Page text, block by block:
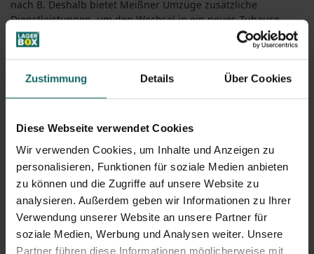
Zustimmung Details Über Cookies
Diese Webseite verwendet Cookies
Wir verwenden Cookies, um Inhalte und Anzeigen zu
personalisieren, Funktionen für soziale Medien anbieten
zu können und die Zugriffe auf unsere Website zu
analysieren. Außerdem geben wir Informationen zu Ihrer
Verwendung unserer Website an unsere Partner für
soziale Medien, Werbung und Analysen weiter. Unsere
Partner führen diese Informationen möglicherweise mit
nach B. Deshalb bietet Meißner Umzüge zusätzliche
Dienstleistungen, um den Wechsel in ein neues Zuhause
oder Büro reibungslos zu gestalten:
Möbelmontage – Professioneller Auf- und Abbau von Möbeln
und Küchen.
Entrümpelung & Entsorgung – Fachgerechte Entsorgung von
hochwertiger Kartons und Verpackungsmaterialien.
kurz- oder langfristige Bedürfnisse.
Warum Meißner Umzüge?
Erfahrung seit 1990 – über 30 Jahre Kompetenz
Zuverlässigkeit und Professionalität
Individuelle Beratung und maßgeschneiderte
Umzugslösungen
Faire Preise ohne versteckte Kosten